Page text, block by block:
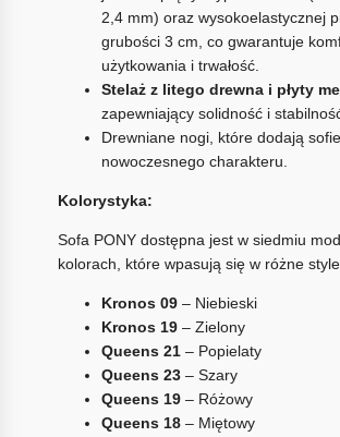
2,4 mm) oraz wysokoelastycznej
grubości 3 cm, co gwarantuje
użytkowania i trwałość.
Stelaż z litego drewna i płyty
zapewniający solidność i
Drewniane nogi, które dodają
nowoczesnego charakteru.
Kolorystyka:
Sofa PONY dostępna jest w siedmiu
kolorach, które wpasują się w różne
Kronos 09– Niebieski
Kronos 19– Zielony
Queens 21– Popielaty
Queens 23– Szary
Queens 19– Różowy
Queens 18– Miętowy